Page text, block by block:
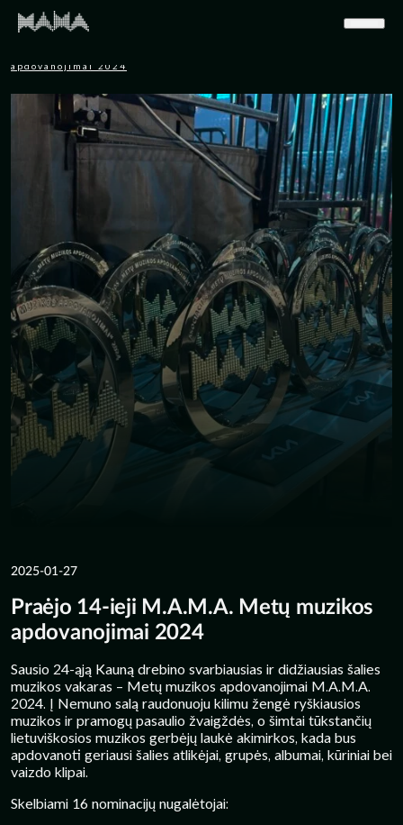
apdovanojimai 2024
2025-01-27
Praėjo 14-ieji M.A.M.A. Metų muzikos
apdovanojimai 2024
Sausio 24-ąją Kauną drebino svarbiausias ir didžiausias šalies
muzikos vakaras – Metų muzikos apdovanojimai M.A.M.A.
2024. Į Nemuno salą raudonuoju kilimu žengė ryškiausios
muzikos ir pramogų pasaulio žvaigždės, o šimtai tūkstančių
lietuviškosios muzikos gerbėjų laukė akimirkos, kada bus
apdovanoti geriausi šalies atlikėjai, grupės, albumai, kūriniai bei
vaizdo klipai.
Skelbiami 16 nominacijų nugalėtojai: